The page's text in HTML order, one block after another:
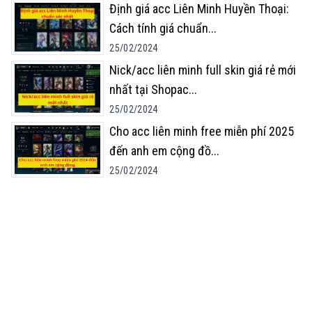
Định giá acc Liên Minh Huyền Thoại:
Cách tính giá chuẩn...
25/02/2024
Nick/acc liên minh full skin giá rẻ mới
nhất tại Shopac...
25/02/2024
Cho acc liên minh free miễn phí 2025
đến anh em cộng đồ...
25/02/2024